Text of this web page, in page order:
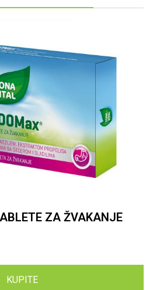
ZA ŽVAKANJE
KUPITE